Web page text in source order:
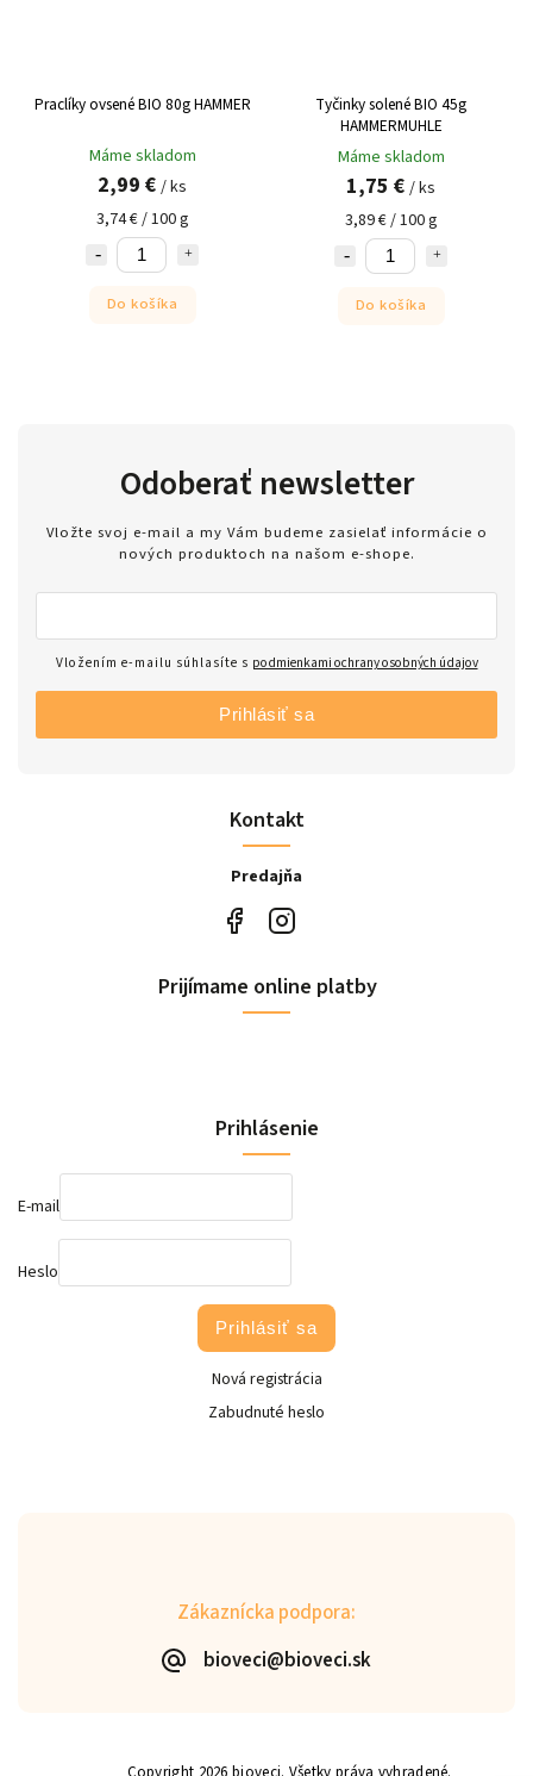
Praclíky ovsené BIO 80g HAMMER
Máme skladom
2,99 € / ks
3,74 € / 100 g
Do košíka
Tyčinky solené BIO 45g
HAMMERMUHLE
Máme skladom
1,75 € / ks
3,89 € / 100 g
Do košíka
Zákaznícka podpora:
bioveci@bioveci.sk
Kontakt
Predajňa
Odoberať newsletter
Vložte svoj e-mail a my Vám budeme zasielať informácie o
nových produktoch na našom e-shope.
Vložením e-mailu súhlasíte s podmienkami ochrany osobných údajov
Prihlásiť sa
Prijímame online platby
Prihlásenie
E-mail
Heslo
Prihlásiť sa
Nová registrácia
Zabudnuté heslo